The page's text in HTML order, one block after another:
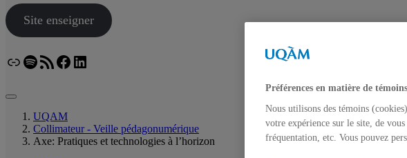
Site enseigner
LienSpotify
Flux RSSFacebook
LinkedIn
UQAM
Collimateur - Veille pédagonumérique
Axe: Pratiques et technologies à l’horizon
Préférences en matière de témoins
Nous utilisons des témoins
votre expérience sur le site, de
fréquentation, etc. Vous pouvez